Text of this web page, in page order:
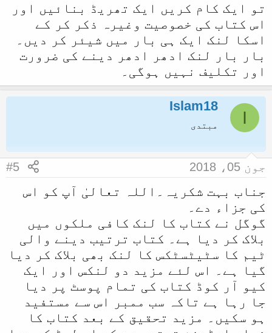
موضوع کے لئے لنک نہیں دیا جا رہا۔
امید ہے آپ اس کاوش کو اس کے اصل
معنی میں دیکھیں گے۔
تو ایک کام کریں ایک تھریڈ بنائیں اور
اس کتاب کی خصوصیت وغیرہ ذکر کر کے
اسکا لنک ایک ہی بار میں شیئر کر دیں۔
بار بار لنک ادھر ادھر دینے کی ضرورت
اور تکلیف نہیں ہوگی۔
I
Islam18
مبتدی
جون 05، 2018 #5
جناب بہت شکریہ۔اللہ تعالیٰ آپ کو اس
کی جزاء دے۔
گوگل نے کتاب کا لنک کافی ملکوں میں
بلاک کر دیا ہے۔ کتاب ترتیب دینے والی
ٹیم کا سٹیٹسٹکس کا لنک بھی بلاک کر دیا
گیا ہے۔ اس لئے مزید دو لنکس اور ایک
کیو آر کوڈ کتاب کی تمام پوسٹ پر دیا
جا رہا ہے تاکہ سب ممبر اس سے مستفید
ہو سکیں۔ مزید تحقیق کے بعد کتاب کا